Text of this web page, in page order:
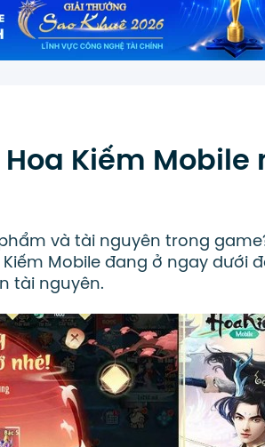
Kiếm Mobile
và tài nguyên trong
Mobile đang ở ngay dưới
tài nguyên.